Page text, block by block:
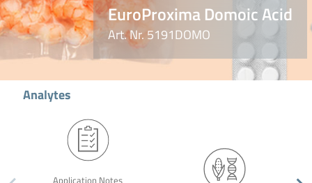
EuroProxima Domoic Acid
Art. Nr. 5191DOMO
Analytes